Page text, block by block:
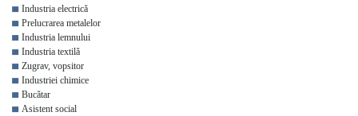
Industria electrică
Prelucrarea metalelor
Industria lemnului
Industria textilă
Zugrav, vopsitor
Industriei chimice
Bucătar
Asistent social